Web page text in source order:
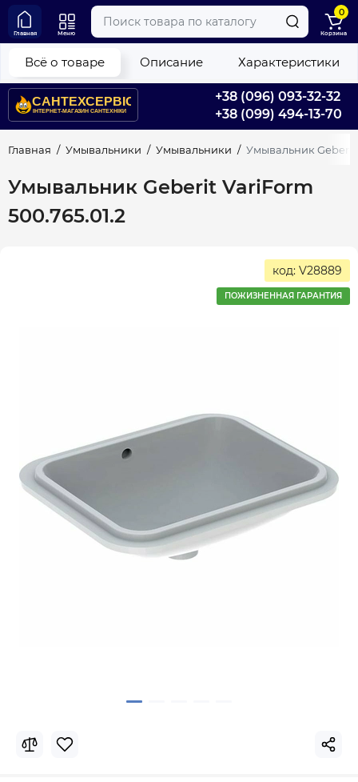
+38 (096) 093-32-32
+38 (099) 494-13-70
Главная Меню
0
Корзина
Главная Умывальники Умывальники Умывальник Geberit
Умывальник Geberit VariForm
500.765.01.2
Всё о товаре Описание Характеристики
код: V28889
ПОЖИЗНЕННАЯ ГАРАНТИЯ